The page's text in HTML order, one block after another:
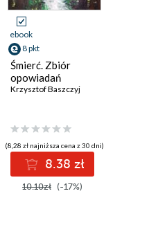
ebook
8 pkt
Śmierć. Zbiór
opowiadań
Krzysztof Baszczyj
(8,28 zł najniższa cena z 30 dni)
8.38 zł
10.10zł (-17%)